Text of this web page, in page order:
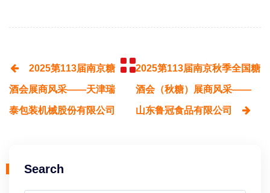
2025第113届南京糖
酒会展商风采——天津瑞
泰包装机械股份有限公司
2025第113届南京秋季全国糖
酒会（秋糖）展商风采——
山东鲁冠食品有限公司
Search